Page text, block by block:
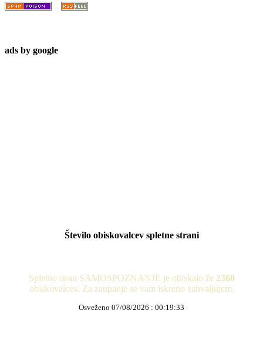
ads by google
Število obiskovalcev spletne strani
Spletno stran SAMOSPOZNANJE je obiskalo že 2360
obiskovalcev. Za zaupanje se vam iskreno zahvaljujem.
Osveženo 07/08/2026 : 00:19:33